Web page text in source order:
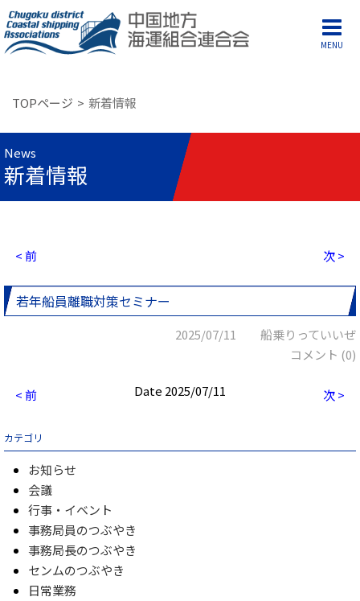
TOPページ 新着情報
News
新着情報
< 前 次 >
若年船員離職対策セミナー
2025/07/11 船乗りっていいぜ
コメント (0)
< 前 次 >
Date 2025/07/11
カテゴリ
お知らせ
会議
行事・イベント
事務局員のつぶやき
事務局長のつぶやき
センムのつぶやき
日常業務
MENU